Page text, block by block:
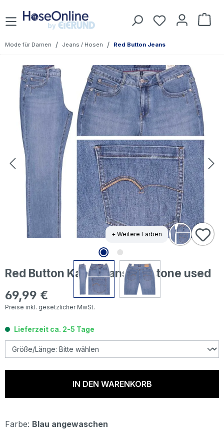
Zum Hauptinhalt springen Du hast 0
Mode für Damen / Jeans / Hosen / Red Button Jeans
Bildergalerie überspringen
+ Weitere Farben
Red Button Kate Jeans midstone used
Regulärer Preis:
69,99 €
Preise inkl. gesetzlicher MwSt.
Lieferzeit ca. 2-5 Tage
IN DEN WARENKORB
Farbe: Blau angewaschen